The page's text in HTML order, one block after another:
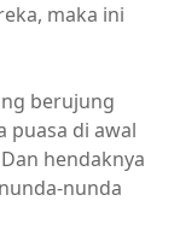
maka ini
berujung
puasa di awal
hendaknya
nunda